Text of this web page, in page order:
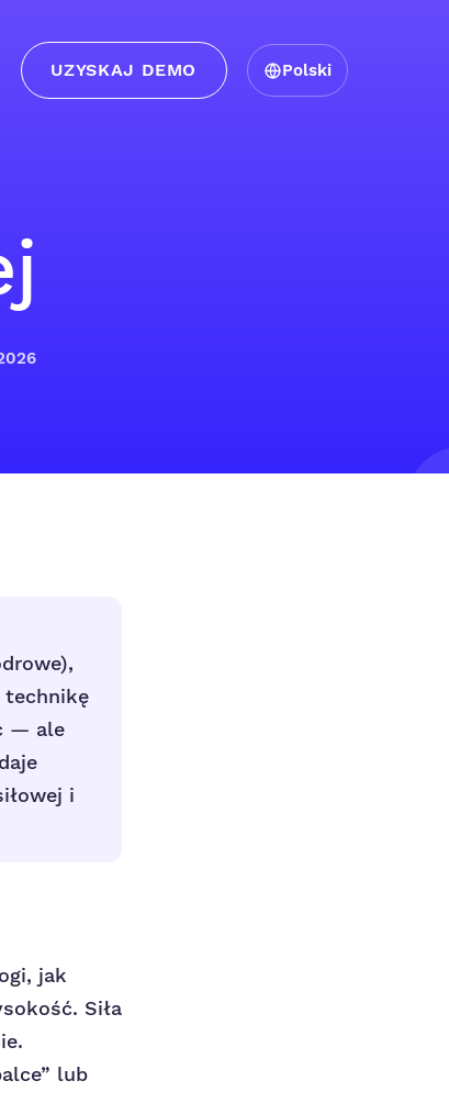
UZYSKAJ DEMO Polski
— ale
i
jak
Siła
lub